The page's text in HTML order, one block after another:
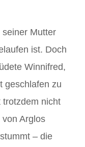
Mutter
ist. Doch
Winnifred,
geschlafen zu
trotzdem nicht
Arglos
– die